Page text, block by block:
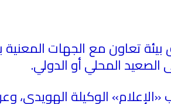
تعاون مع الجهات
الصعيد المحلي أو الدولي.
الوكيلة الهويدي،